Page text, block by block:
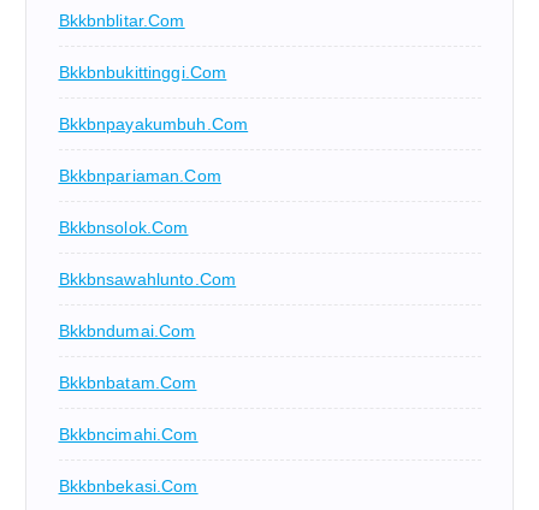
Bkkbnblitar.com
Bkkbnbukittinggi.com
Bkkbnpayakumbuh.com
Bkkbnpariaman.com
Bkkbnsolok.com
Bkkbnsawahlunto.com
Bkkbndumai.com
Bkkbnbatam.com
Bkkbncimahi.com
Bkkbnbekasi.com